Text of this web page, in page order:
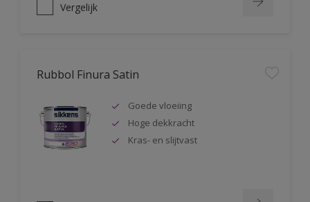
Vergelijk
Rubbol Finura Satin
Goede vloeiing
Hoge dekkracht
Kras- en slijtvast